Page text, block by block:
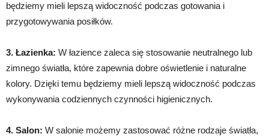
będziemy mieli lepszą widoczność podczas gotowania i
przygotowywania posiłków.
3. Łazienka: W łazience zaleca się stosowanie neutralnego lub
zimnego światła, które zapewnia dobre oświetlenie i naturalne
kolory. Dzięki temu będziemy mieli lepszą widoczność podczas
wykonywania codziennych czynności higienicznych.
4. Salon: W salonie możemy zastosować różne rodzaje światła,